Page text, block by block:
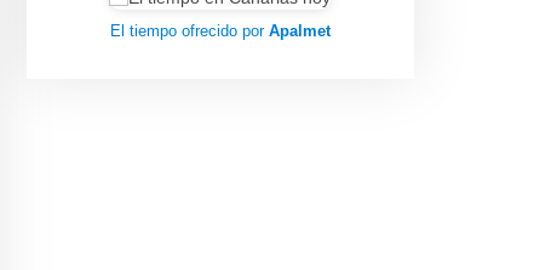
El tiempo ofrecido por Apalmet